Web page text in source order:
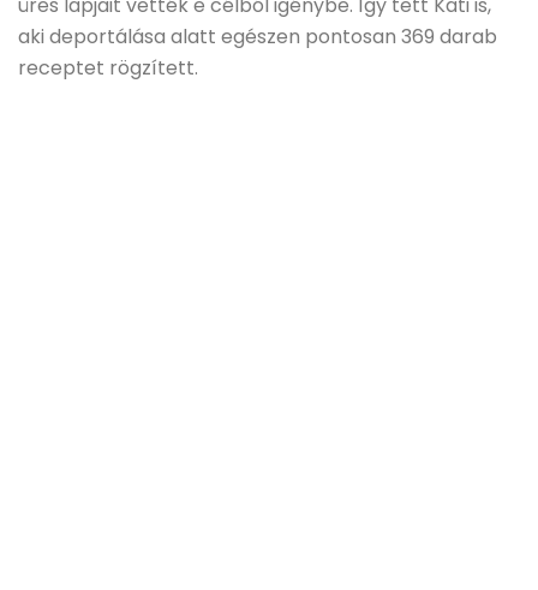
aki deportálása alatt egészen pontosan 369 darab
receptet rögzített.